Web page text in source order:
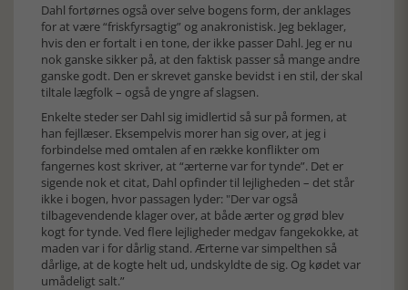
Dahl fortørnes også over selve bogens form, der anklages
for at være “friskfyrsagtig” og anakronistisk. Jeg beklager,
hvis den er fortalt i en tone, der ikke passer Dahl. Jeg er nu
nok ganske sikker på, at den faktisk passer så mange andre
ganske godt. Den er skrevet ganske bevidst i en stil, der skal
tiltale lægfolk – også de yngre af slagsen.
Enkelte steder ser Dahl sig imidlertid så sur på formen, at
han fejllæser. Eksempelvis morer han sig over, at jeg i
forbindelse med omtalen af en række konflikter om
fangernes kost skriver, at “ærterne var for tynde”. Det er
sigende nok et citat, Dahl opfinder til lejligheden – det står
ikke i bogen, hvor passagen lyder: "Der var også
tilbagevendende klager over, at både ærter og grød blev
kogt for tynde. Ved flere lejligheder medgav fangekokke, at
maden var i for dårlig stand. Ærterne var simpelthen så
dårlige, at de kogte helt ud, undskyldte de sig. Og kødet var
umådeligt salt.”